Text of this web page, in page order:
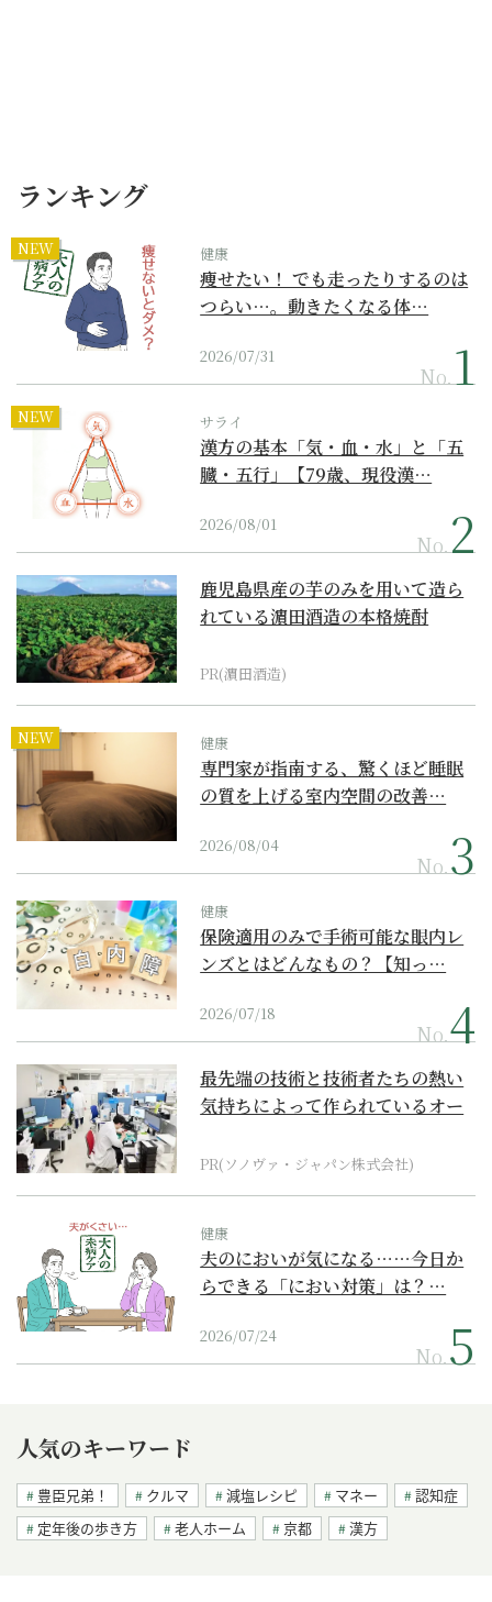
ランキング
NEW 健康
痩せたい！ でも走ったりするのは
つらい…。動きたくなる体…
2026/07/31
No.
NEW サライ
漢方の基本「気・血・水」と「五
臓・五行」【79歳、現役漢…
2026/08/01
No.
鹿児島県産の芋のみを用いて造ら
れている濵田酒造の本格焼酎
PR(濵田酒造)
NEW 健康
専門家が指南する、驚くほど睡眠
の質を上げる室内空間の改善…
2026/08/04
No.
健康
保険適用のみで手術可能な眼内レ
ンズとはどんなもの？【知っ…
2026/07/18
No.
最先端の技術と技術者たちの熱い
気持ちによって作られているオー
PR(ソノヴァ・ジャパン株式会社)
健康
夫のにおいが気になる……今日か
らできる「におい対策」は？…
2026/07/24
No.
人気のキーワード
豊臣兄弟！ クルマ 減塩レシピ マネー
認知症
定年後の歩き方
老人ホーム 京都 漢方